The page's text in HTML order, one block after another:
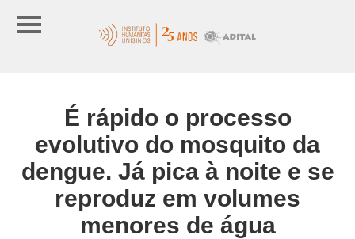
É rápido o processo
evolutivo do mosquito da
dengue. Já pica à noite e se
reproduz em volumes
menores de água